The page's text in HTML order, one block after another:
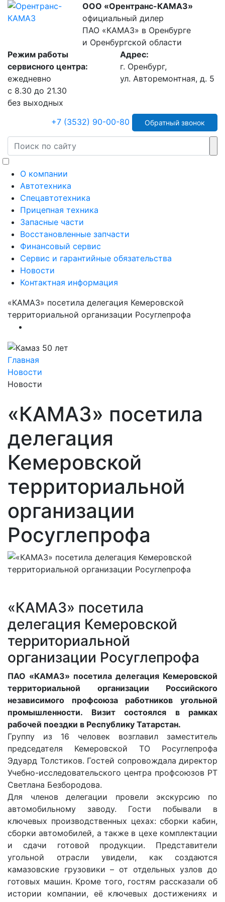
ООО «Орентранс-КАМАЗ»
официальный дилер
ПАО «КАМАЗ» в Оренбурге
и Оренбургской области
Режим работы
сервисного центра:
ежедневно
с 8.30 до 21.30
без выходных
Адрес:
г. Оренбург,
ул. Авторемонтная, д. 5
+7 (3532) 90-00-80 Обратный звонок
О компании
Автотехника
Спецавтотехника
Прицепная техника
Запасные части
Восстановленные запчасти
Финансовый сервис
Сервис и гарантийные обязательства
Новости
Контактная информация
«КАМАЗ» посетила делегация Кемеровской
территориальной организации Росуглепрофа
Предыдущий
Следующий
Главная
Новости
Новости
«КАМАЗ» посетила
делегация
Кемеровской
территориальной
организации
Росуглепрофа
«КАМАЗ» посетила
делегация Кемеровской
территориальной
организации Росуглепрофа
ПАО «КАМАЗ» посетила делегация Кемеровской
территориальной организации Российского
независимого профсоюза работников угольной
промышленности. Визит состоялся в рамках
рабочей поездки в Республику Татарстан.
Группу из 16 человек возглавил заместитель
председателя Кемеровской ТО Росуглепрофа
Эдуард Толстиков. Гостей сопровождала директор
Учебно-исследовательского центра профсоюзов РТ
Светлана Безбородова.
Для членов делегации провели экскурсию по
автомобильному заводу. Гости побывали в
ключевых производственных цехах: сборки кабин,
сборки автомобилей, а также в цехе комплектации
и сдачи готовой продукции. Представители
угольной отрасли увидели, как создаются
камазовские грузовики – от отдельных узлов до
готовых машин. Кроме того, гостям рассказали об
истории компании, её ключевых достижениях и